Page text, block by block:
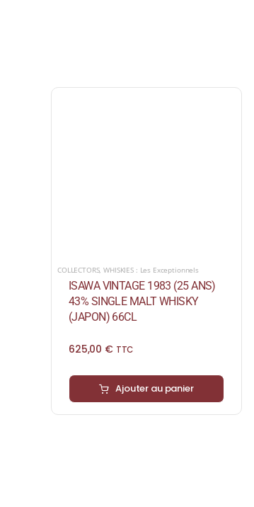
COLLECTORS,WHISKIES : Les Exceptionnels
ISAWA VINTAGE 1983 (25 ANS)
43% SINGLE MALT WHISKY
(JAPON) 66CL
625,00 € TTC
Ajouter au panier